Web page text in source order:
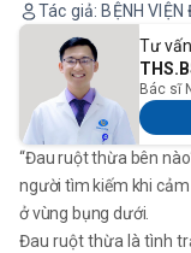
Tác giả: BỆNH VIỆN
“Đau ruột thừa bên
người tìm kiếm khi
ở vùng bụng dưới.
Tư
Bác sĩ
Đau ruột thừa là tình